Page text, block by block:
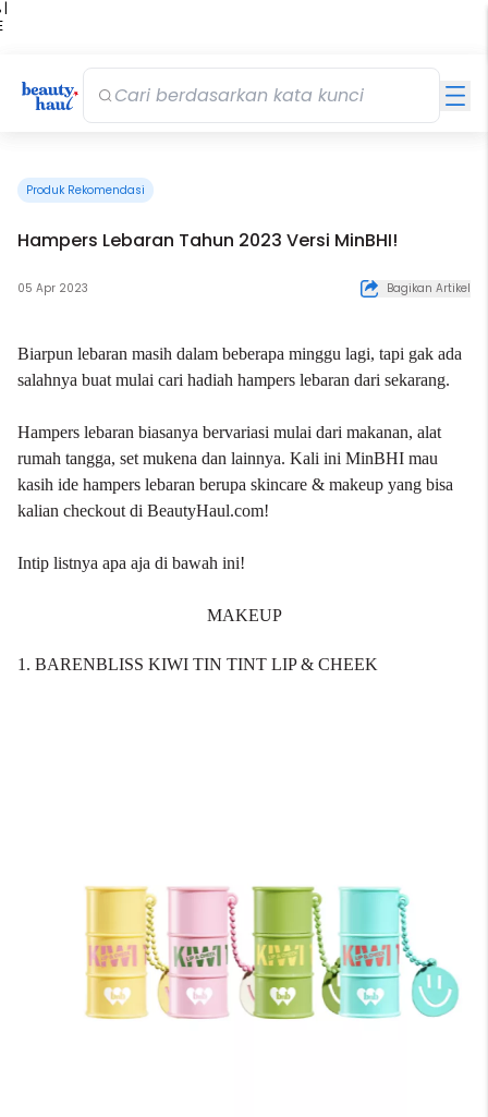
|
Produk Rekomendasi
Hampers Lebaran Tahun 2023 Versi MinBHI!
05 Apr 2023 Bagikan Artikel
Biarpun lebaran masih dalam beberapa minggu lagi, tapi gak ada
salahnya buat mulai cari hadiah hampers lebaran dari sekarang.
Hampers lebaran biasanya bervariasi mulai dari makanan, alat
rumah tangga, set mukena dan lainnya. Kali ini MinBHI mau
kasih ide hampers lebaran berupa skincare & makeup yang bisa
kalian checkout di BeautyHaul.com!
Intip listnya apa aja di bawah ini!
MAKEUP
1. BARENBLISS KIWI TIN TINT LIP & CHEEK